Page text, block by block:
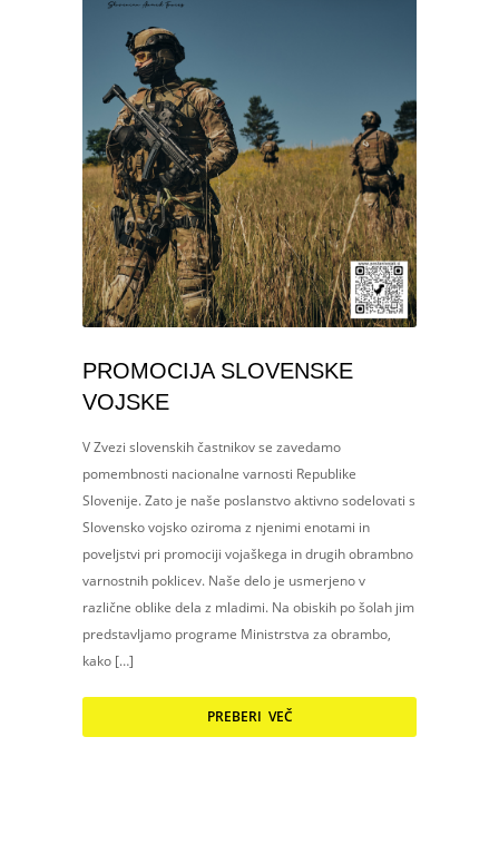
PROMOCIJA SLOVENSKE
VOJSKE
V Zvezi slovenskih častnikov se zavedamo
pomembnosti nacionalne varnosti Republike
Slovenije. Zato je naše poslanstvo aktivno sodelovati s
Slovensko vojsko oziroma z njenimi enotami in
poveljstvi pri promociji vojaškega in drugih obrambno
varnostnih poklicev. Naše delo je usmerjeno v
različne oblike dela z mladimi. Na obiskih po šolah jim
predstavljamo programe Ministrstva za obrambo,
kako […]
PREBERI VEČ